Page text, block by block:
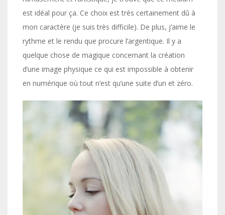
est idéal pour ça. Ce choix est très certainement dû à
mon caractère (je suis très difficile). De plus, j’aime le
rythme et le rendu que procure l’argentique. Il y a
quelque chose de magique concernant la création
d’une image physique ce qui est impossible à obtenir
en numérique où tout n’est qu’une suite d’un et zéro.